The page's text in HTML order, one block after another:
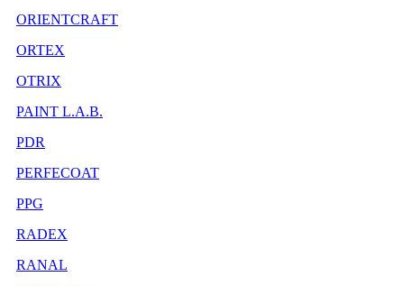
ORIENTCRAFT
ORTEX
OTRIX
PAINT L.A.B.
PDR
PERFECOAT
PPG
RADEX
RANAL